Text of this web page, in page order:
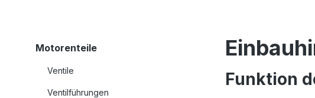
Motorenteile
Ventile
Ventilführungen
Funktion